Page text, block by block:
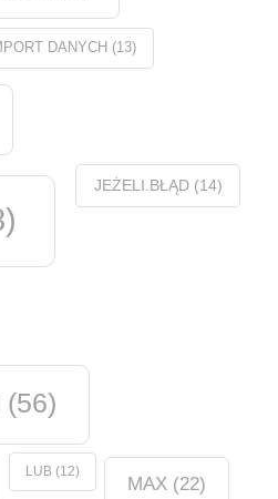
DANYCH (13)
JEŻELI.BŁĄD(14)
(56)
LUB(12)
MAX(22)